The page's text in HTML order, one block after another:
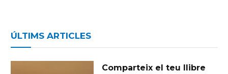
ÚLTIMS ARTICLES
Comparteix el teu llibre